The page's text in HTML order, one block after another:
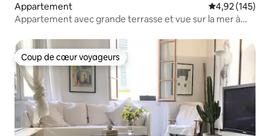
Appartement Évaluation
4,92 (145)
Appartement avec grande terrasse et vue sur la mer à
Coup de cœur voyageurs
Coup de cœur voyageurs